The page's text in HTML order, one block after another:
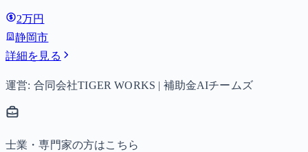
子以降は15,000円）、中学生は月額10,000円。
2万円
静岡市
詳細を見る
運営: 合同会社TIGER WORKS | 補助金AIチームズ
士業・専門家の方はこちら